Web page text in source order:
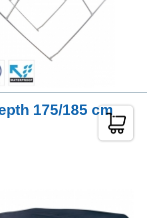
175/185 cm